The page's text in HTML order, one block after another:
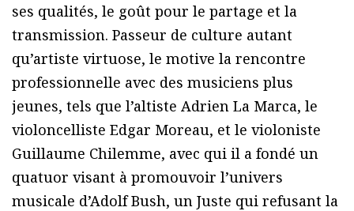
ses qualités, le goût pour le partage et la
transmission. Passeur de culture autant
qu’artiste virtuose, le motive la rencontre
professionnelle avec des musiciens plus
jeunes, tels que l’altiste Adrien La Marca, le
violoncelliste Edgar Moreau, et le violoniste
Guillaume Chilemme, avec qui il a fondé un
quatuor visant à promouvoir l’univers
musicale d’Adolf Bush, un Juste qui refusant la